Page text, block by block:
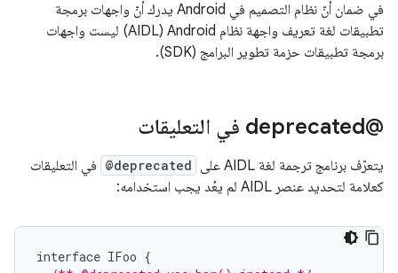
في ضمان أنّ نظام التصميم في Android يدرك أنّ واجهات برمجة
تطبيقات لغة تعريف واجهة نظام Android ‏(AIDL) ليست واجهات
برمجة تطبيقات حزمة تطوير البرامج (SDK).
‫@deprecated في التعليقات
يتعرّف برنامج ترجمة لغة AIDL على @deprecated في التعليقات
كعلامة لتحديد عنصر AIDL لم يعُد يجب استخدامه:
interface IFoo {